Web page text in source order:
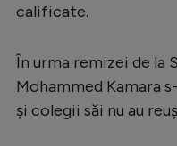
Tenis
Handbal
calificate.
În urma remizei de la
Mohammed Kamara
și colegii săi nu au